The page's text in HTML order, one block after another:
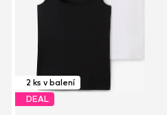
2 ks v balení
DEAL